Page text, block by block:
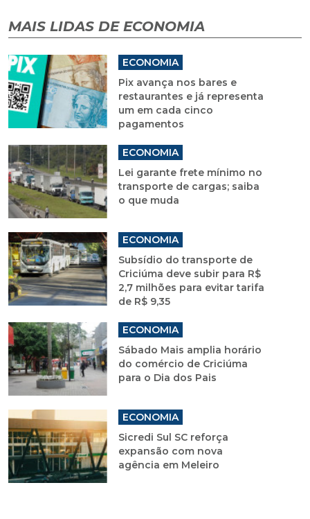
MAIS LIDAS DE ECONOMIA
ECONOMIA
Pix avança nos bares e
restaurantes e já representa
um em cada cinco
pagamentos
ECONOMIA
Lei garante frete mínimo no
transporte de cargas; saiba
o que muda
ECONOMIA
Subsídio do transporte de
Criciúma deve subir para R$
2,7 milhões para evitar tarifa
de R$ 9,35
ECONOMIA
Sábado Mais amplia horário
do comércio de Criciúma
para o Dia dos Pais
ECONOMIA
Sicredi Sul SC reforça
expansão com nova
agência em Meleiro